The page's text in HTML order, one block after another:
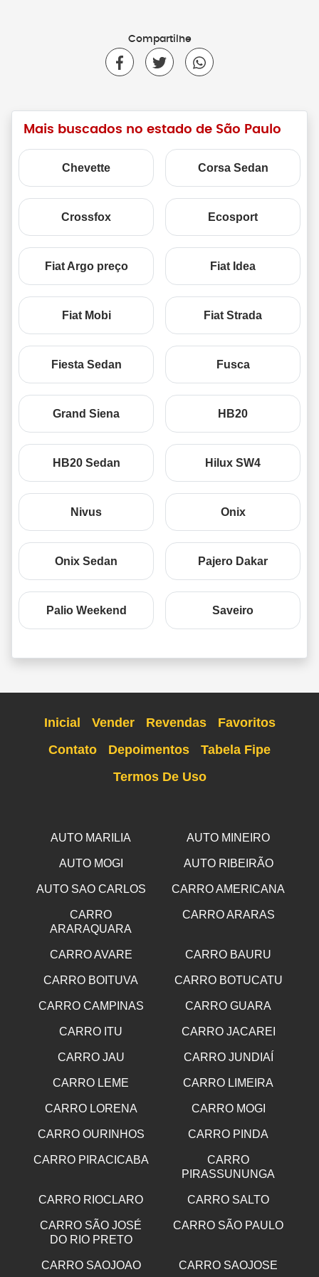
Compartilhe
Mais buscados no estado de São Paulo
Chevette Corsa Sedan
Crossfox Ecosport
Fiat Argo preço Fiat Idea
Fiat Mobi Fiat Strada
Fiesta Sedan Fusca
Grand Siena HB20
HB20 Sedan Hilux SW4
Nivus Onix
Onix Sedan Pajero Dakar
Palio Weekend Saveiro
Inicial Vender Revendas
Favoritos
Contato
Depoimentos
Tabela Fipe
Termos De Uso
AUTO MARILIA AUTO MINEIRO
AUTO MOGI AUTO RIBEIRÃO
AUTO SAO CARLOS CARRO AMERICANA
CARRO
ARARAQUARA
CARRO ARARAS
CARRO AVARE CARRO BAURU
CARRO BOITUVA CARRO BOTUCATU
CARRO CAMPINAS CARRO GUARA
CARRO ITU CARRO JACAREI
CARRO JAU CARRO JUNDIAÍ
CARRO LEME CARRO LIMEIRA
CARRO LORENA CARRO MOGI
CARRO OURINHOS CARRO PINDA
CARRO PIRACICABA
CARRO
PIRASSUNUNGA
CARRO RIOCLARO CARRO SALTO
CARRO SÃO JOSÉ
DO RIO PRETO
CARRO SÃO PAULO
CARRO SAOJOAO CARRO SAOJOSE